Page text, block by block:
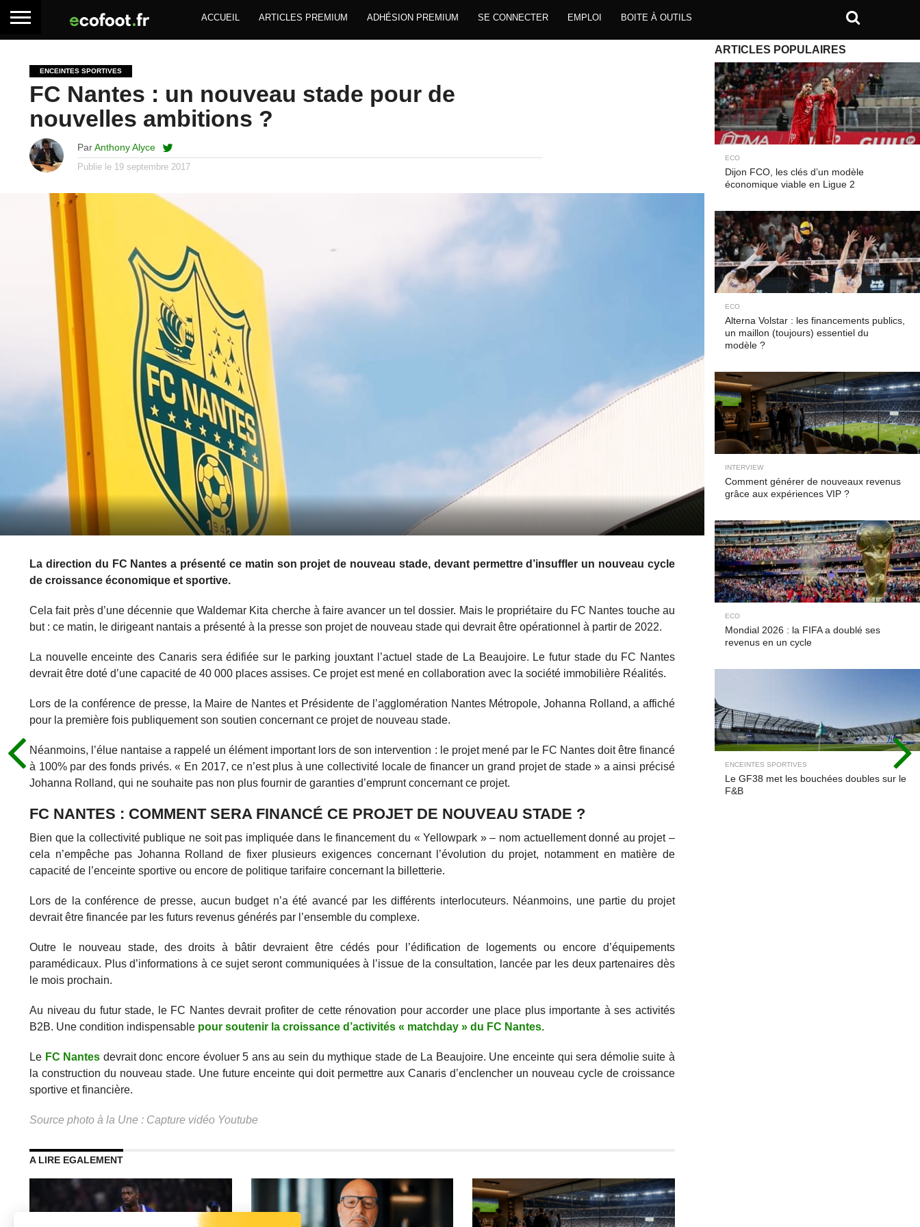
ACCUEIL ARTICLES PREMIUM ADHÉSION PREMIUM SE CONNECTER EMPLOI BOITE À OUTILS
ENCEINTES SPORTIVES
FC Nantes : un nouveau stade pour de
nouvelles ambitions ?
ParAnthony Alyce
Publie le 19 septembre 2017
La direction du FC Nantes a présenté ce matin son projet de nouveau stade, devant permettre d’insuffler un nouveau cycle
de croissance économique et sportive.
Cela fait près d’une décennie que Waldemar Kita cherche à faire avancer un tel dossier. Mais le propriétaire du FC Nantes touche au
but : ce matin, le dirigeant nantais a présenté à la presse son projet de nouveau stade qui devrait être opérationnel à partir de 2022.
La nouvelle enceinte des Canaris sera édifiée sur le parking jouxtant l’actuel stade de La Beaujoire. Le futur stade du FC Nantes
devrait être doté d’une capacité de 40 000 places assises. Ce projet est mené en collaboration avec la société immobilière Réalités.
Lors de la conférence de presse, la Maire de Nantes et Présidente de l’agglomération Nantes Métropole, Johanna Rolland, a affiché
pour la première fois publiquement son soutien concernant ce projet de nouveau stade.
Néanmoins, l’élue nantaise a rappelé un élément important lors de son intervention : le projet mené par le FC Nantes doit être financé
à 100% par des fonds privés. « En 2017, ce n’est plus à une collectivité locale de financer un grand projet de stade » a ainsi précisé
Johanna Rolland, qui ne souhaite pas non plus fournir de garanties d’emprunt concernant ce projet.
FC NANTES : COMMENT SERA FINANCÉ CE PROJET DE NOUVEAU STADE ?
Bien que la collectivité publique ne soit pas impliquée dans le financement du « Yellowpark » – nom actuellement donné au projet –
cela n’empêche pas Johanna Rolland de fixer plusieurs exigences concernant l’évolution du projet, notamment en matière de
capacité de l’enceinte sportive ou encore de politique tarifaire concernant la billetterie.
Lors de la conférence de presse, aucun budget n’a été avancé par les différents interlocuteurs. Néanmoins, une partie du projet
devrait être financée par les futurs revenus générés par l’ensemble du complexe.
Outre le nouveau stade, des droits à bâtir devraient être cédés pour l’édification de logements ou encore d’équipements
paramédicaux. Plus d’informations à ce sujet seront communiquées à l’issue de la consultation, lancée par les deux partenaires dès
le mois prochain.
Au niveau du futur stade, le FC Nantes devrait profiter de cette rénovation pour accorder une place plus importante à ses activités
B2B. Une condition indispensable pour soutenir la croissance d’activités « matchday » du FC Nantes.
Le FC Nantes devrait donc encore évoluer 5 ans au sein du mythique stade de La Beaujoire. Une enceinte qui sera démolie suite à
la construction du nouveau stade. Une future enceinte qui doit permettre aux Canaris d’enclencher un nouveau cycle de croissance
sportive et financière.
Source photo à la Une : Capture vidéo Youtube
A LIRE EGALEMENT
ARTICLES POPULAIRES
ECO
Dijon FCO, les clés d’un modèle
économique viable en Ligue 2
ECO
Alterna Volstar : les financements publics,
un maillon (toujours) essentiel du
modèle ?
INTERVIEW
Comment générer de nouveaux revenus
grâce aux expériences VIP ?
ECO
Mondial 2026 : la FIFA a doublé ses
revenus en un cycle
ENCEINTES SPORTIVES
Le GF38 met les bouchées doubles sur le
F&B